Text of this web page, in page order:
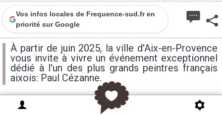
Vos infos locales de Frequence-sud.fr en
priorité sur Google
À partir de juin 2025, la ville d'Aix-en-Provence
vous invite à vivre un événement exceptionnel
dédié à l'un des plus grands peintres français
aixois: Paul Cézanne.
Paul Cézanne est né et mort à Aix en Provence. Une